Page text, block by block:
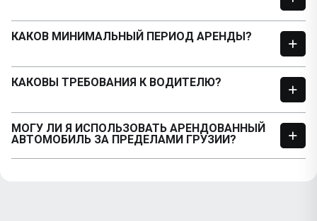
КАКОВ МИНИМАЛЬНЫЙ ПЕРИОД АРЕНДЫ?
КАКОВЫ ТРЕБОВАНИЯ К ВОДИТЕЛЮ?
МОГУ ЛИ Я ИСПОЛЬЗОВАТЬ АРЕНДОВАННЫЙ
АВТОМОБИЛЬ ЗА ПРЕДЕЛАМИ ГРУЗИИ?